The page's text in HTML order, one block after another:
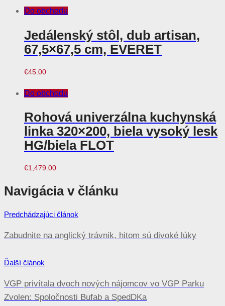
Do obchodu
Jedálenský stôl, dub artisan,
67,5×67,5 cm, EVERET
€45.00
Do obchodu
Rohová univerzálna kuchynská
linka 320×200, biela vysoký lesk
HG/biela FLOT
€1,479.00
Navigácia v článku
Predchádzajúci článok
Zabudnite na anglický trávnik, hitom sú divoké lúky
Ďalší článok
VGP privítala dvoch nových nájomcov vo VGP Parku
Zvolen: Spoločnosti Bufab a SpedDKa